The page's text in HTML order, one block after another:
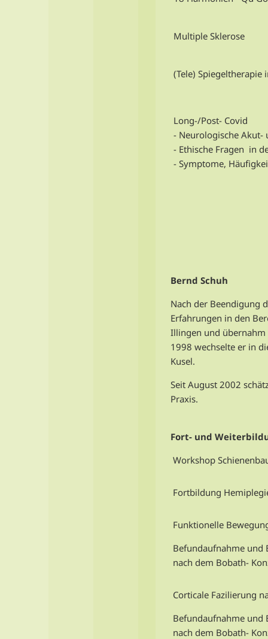
Multiple Sklerose
(Tele) Spiegeltherapie
Long-/Post- Covid
- Neurologische Akut-
- Ethische Fragen in
- Symptome,
Bernd Schuh
Nach der Beendigung
Erfahrungen in den
Illingen und
1998 wechselte er in
Kusel.
Seit August 2002
Praxis.
Fort- und
Workshop
Fortbildung
Funktionelle
Befundaufnahme und
nach dem Bobath-
Corticale Fazilierung
Befundaufnahme und
nach dem Bobath-